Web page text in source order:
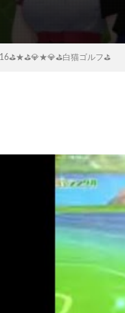
白猫ゴルフ⛳